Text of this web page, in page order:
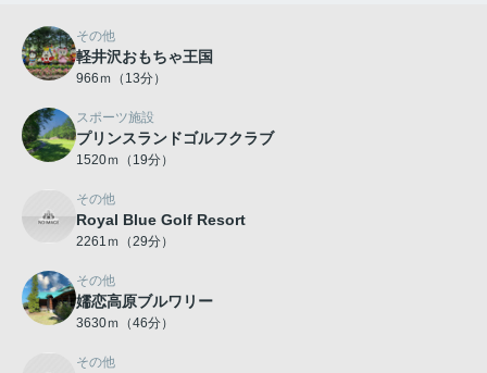
その他
軽井沢おもちゃ王国
966ｍ（13分）
スポーツ施設
プリンスランドゴルフクラブ
1520ｍ（19分）
その他
Royal Blue Golf Resort
2261ｍ（29分）
その他
嬬恋高原ブルワリー
3630ｍ（46分）
その他